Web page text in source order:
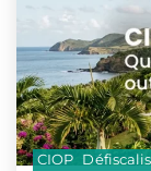
CIOP